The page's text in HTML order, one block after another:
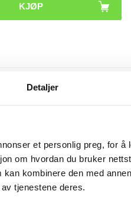
Detaljer
et personlig preg, for
om hvordan du bruker
kombinere den med
tjenestene deres.
LIVE CHAT
med CD-nerver gir den en
beskytter mot riper, støt og støv,
og estetikken til din Huawei Pura